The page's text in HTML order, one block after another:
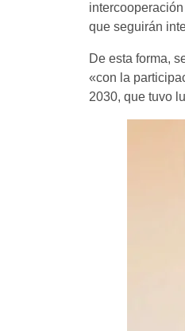
que seguirán
De esta forma,
«con la
2030, que tuvo